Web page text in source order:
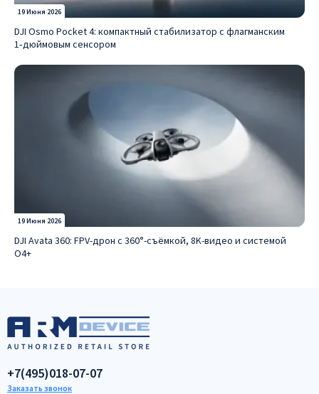
19 Июня 2026
DJI Osmo Pocket 4: компактный стабилизатор с флагманским
1‑дюймовым сенсором
19 Июня 2026
DJI Avata 360: FPV-дрон с 360°-съёмкой, 8K-видео и системой
O4+
+7(495)018-07-07
Заказать звонок